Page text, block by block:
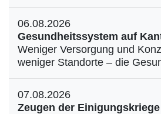
06.08.2026
Gesundheitssystem auf
Weniger Versorgung und
weniger Standorte – die
07.08.2026
Zeugen der Einigungskriege